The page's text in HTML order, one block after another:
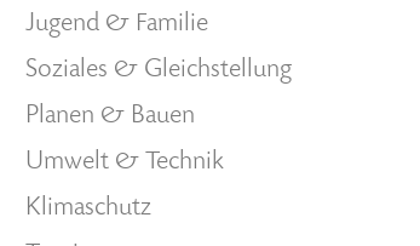
Jugend & Familie
Soziales & Gleichstellung
Planen & Bauen
Umwelt & Technik
Klimaschutz